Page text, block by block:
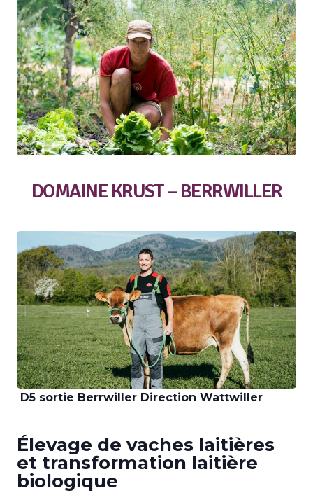
DOMAINE KRUST – BERRWILLER
D5 sortie Berrwiller Direction Wattwiller
Élevage de vaches laitières
et transformation laitière
biologique